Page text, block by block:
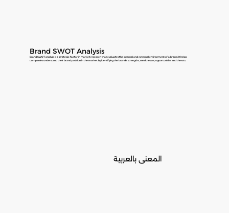
Brand SWOT Analysis
Brand SWOT analysis is a strategic factor in market research that evaluates the internal and external environment of a brand. It helps
companies understand their brand position in the market by identifying the brand's strengths, weaknesses, opportunities and threats.
المعنى بالعربية